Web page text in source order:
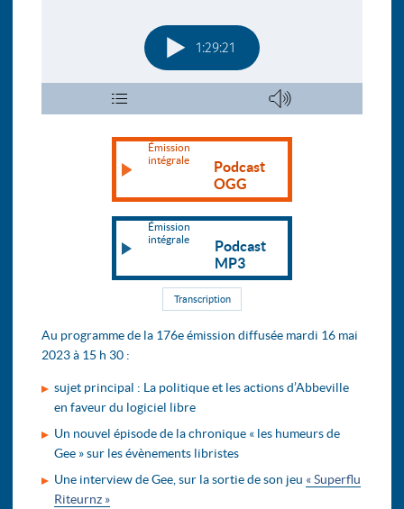
Émission
intégrale
Podcast
OGG
Émission
intégrale
Podcast
MP3
Transcription
Au programme de la 176e émission diffusée mardi 16 mai
2023 à 15 h 30 :
sujet principal : La politique et les actions d’Abbeville
en faveur du logiciel libre
Un nouvel épisode de la chronique « les humeurs de
Gee » sur les évènements libristes
Une interview de Gee, sur la sortie de son jeu « Superflu
Riteurnz »